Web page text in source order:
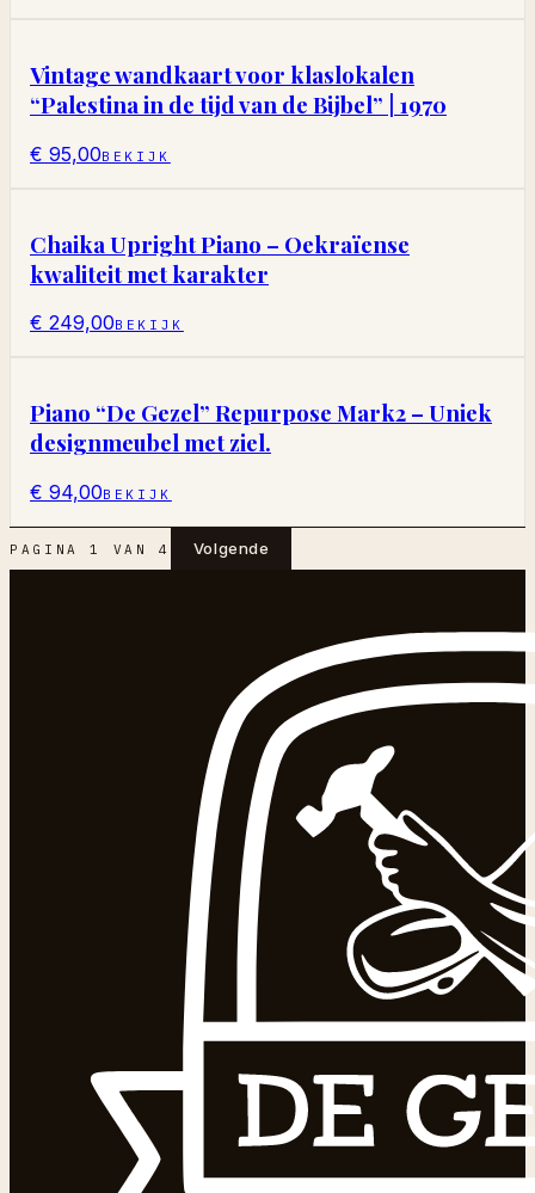
Vintage wandkaart voor klaslokalen
“Palestina in de tijd van de Bijbel” | 1970
€ 95,00BEKIJK
Chaika Upright Piano – Oekraïense
kwaliteit met karakter
€ 249,00BEKIJK
Piano “De Gezel” Repurpose Mark2 – Uniek
designmeubel met ziel.
€ 94,00BEKIJK
PAGINA1 VAN4 Volgende